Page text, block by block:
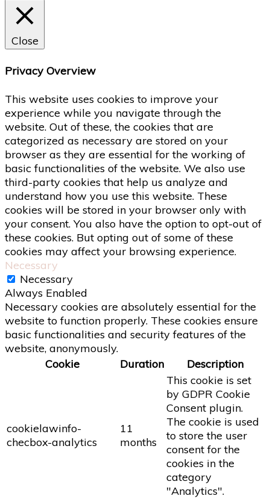
Close
Privacy Overview
This website uses cookies to improve your
experience while you navigate through the
website. Out of these, the cookies that are
categorized as necessary are stored on your
browser as they are essential for the working of
basic functionalities of the website. We also use
third-party cookies that help us analyze and
understand how you use this website. These
cookies will be stored in your browser only with
your consent. You also have the option to opt-out of
these cookies. But opting out of some of these
cookies may affect your browsing experience.
Necessary
Necessary
Always Enabled
Necessary cookies are absolutely essential for the
website to function properly. These cookies ensure
basic functionalities and security features of the
website, anonymously.
Cookie
Duration Description
cookielawinfo-
checbox-analytics
11
months
This cookie is set
by GDPR Cookie
Consent plugin.
The cookie is used
to store the user
consent for the
cookies in the
category
"Analytics".